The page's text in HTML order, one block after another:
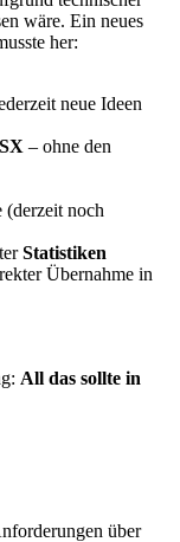
wäre. Ein neues
her:
neue Ideen
– ohne den
(derzeit noch
Statistiken
Übernahme in
All das sollte in
über